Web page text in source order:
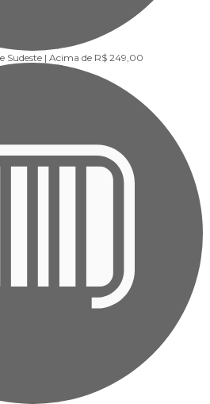
Sudeste | Acima de R$ 249,00